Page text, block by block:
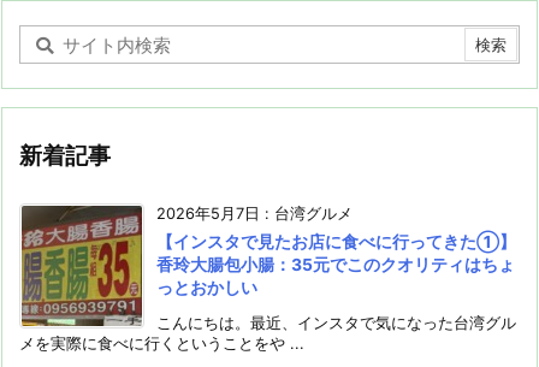
新着記事
2026年5月7日 : 台湾グルメ
【インスタで見たお店に食べに行ってきた①】
香玲大腸包小腸：35元でこのクオリティはちょ
っとおかしい
こんにちは。最近、インスタで気になった台湾グル
メを実際に食べに行くということをや ...